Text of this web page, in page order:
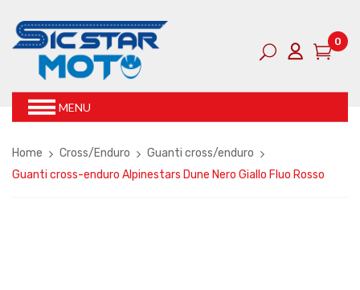
0
MENU
Home Cross/Enduro
Guanti cross/enduro
Guanti cross-enduro Alpinestars Dune Nero Giallo Fluo Rosso